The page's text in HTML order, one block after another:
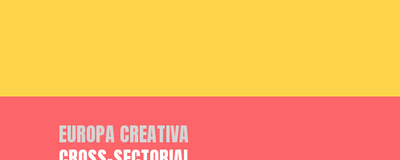
EUROPA CREATIVA